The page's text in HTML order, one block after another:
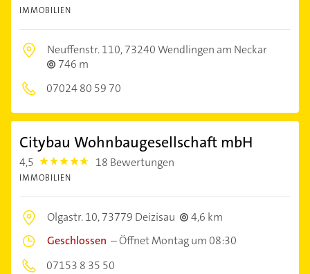
IMMOBILIEN
Neuffenstr. 110,73240 Wendlingen am Neckar
746 m
07024 80 59 70
Citybau Wohnbaugesellschaft mbH
4,5 4.5 18 Bewertungen
IMMOBILIEN
Olgastr. 10,73779 Deizisau
4,6 km
Geschlossen –Öffnet Montag um 08:30
07153 8 35 50